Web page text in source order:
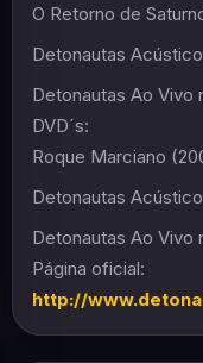
O Retorno de
Detonautas
Detonautas Ao Vivo
DVD´s:
Roque Marciano
Detonautas
Detonautas Ao Vivo
Página oficial:
http://